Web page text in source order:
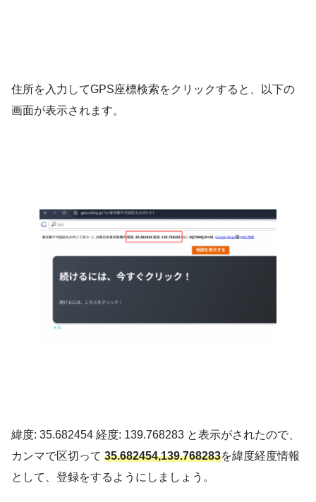
住所を入力してGPS座標検索をクリックすると、以下の
画面が表示されます。
緯度: 35.682454 経度: 139.768283 と表示がされたので、
カンマで区切って 35.682454,139.768283を緯度経度情報
として、登録をするようにしましょう。